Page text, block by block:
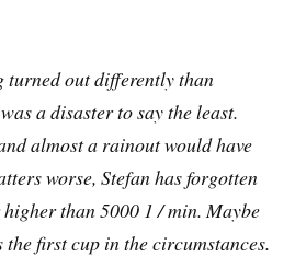
turned out differently than
a disaster to say the least.
almost a rainout would have
worse, Stefan has forgotten
than 5000 1 / min. Maybe
the first cup in the circumstances.